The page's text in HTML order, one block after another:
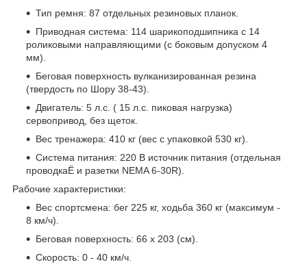
Тип ремня: 87 отдельных резиновых планок.
Приводная система: 114 шарикоподшипника с 14
роликовыми направляющими (с боковым допуском 4
мм).
Беговая поверхность вулканизированная резина
(твердость по Шору 38-43).
Двигатель: 5 л.с. ( 15 л.с. пиковая нагрузка)
сервопривод, без щеток.
Вес тренажера: 410 кг (вес с упаковкой 530 кг).
Система питания: 220 В источник питания (отдельная
проводкаЁ и разетки NEMA 6-30R).
Рабочие характеристики:
Вес спортсмена: бег 225 кг, ходьба 360 кг (максимум -
8 км/ч).
Беговая поверхность: 66 х 203 (см).
Скорость: 0 - 40 км/ч.